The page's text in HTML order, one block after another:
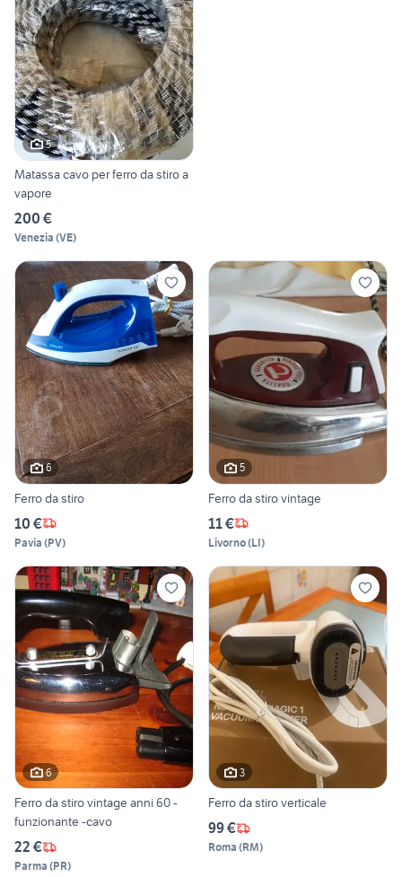
5
Matassa cavo per ferro da stiro a
vapore
200 €
Venezia (VE)
6
Ferro da stiro
10 €
Pavia (PV)
5
Ferro da stiro vintage
11 €
Livorno(LI)
6
Ferro da stiro vintage anni 60 -
funzionante -cavo
22 €
Parma (PR)
3
Ferro da stiro verticale
99 €
Roma (RM)